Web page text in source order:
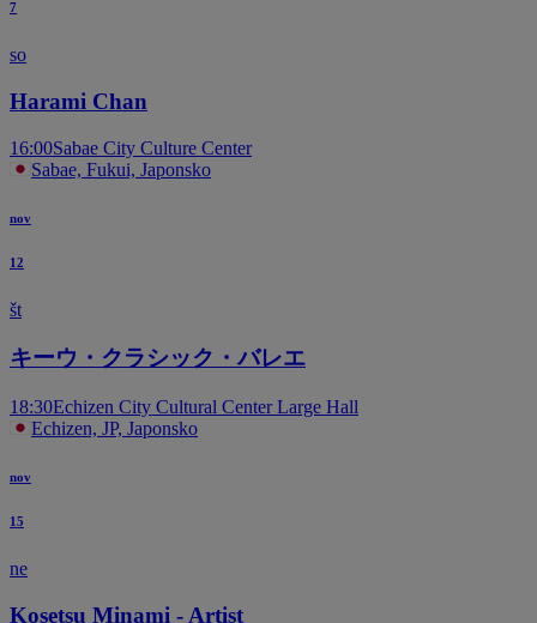
7
so
Harami Chan
16:00Sabae City Culture Center
Sabae, Fukui, Japonsko
nov
12
št
キーウ・クラシック・バレエ
18:30Echizen City Cultural Center Large Hall
Echizen, JP, Japonsko
nov
15
ne
Kosetsu Minami - Artist